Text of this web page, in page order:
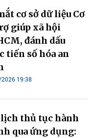
cơ sở dữ liệu Cơ
giúp xã hội
đánh dấu
tiến số hóa an
19:38
thủ tục hành
qua ứng dụng: